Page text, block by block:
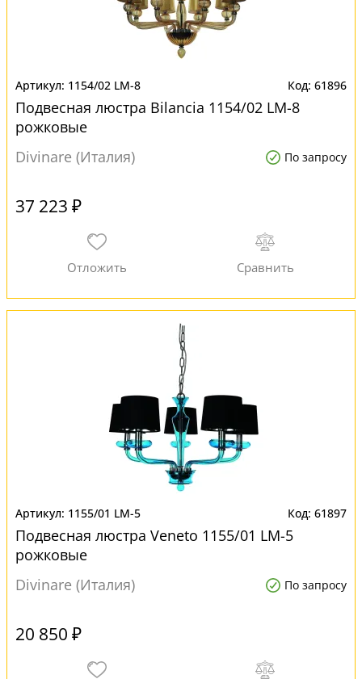
1154/02 LM-8 61896
Подвесная люстра Bilancia 1154/02 LM-8
рожковые
Divinare (Италия)
По запросу
37 223 ₽
1155/01 LM-5 61897
Подвесная люстра Veneto 1155/01 LM-5
рожковые
Divinare (Италия)
По запросу
20 850 ₽